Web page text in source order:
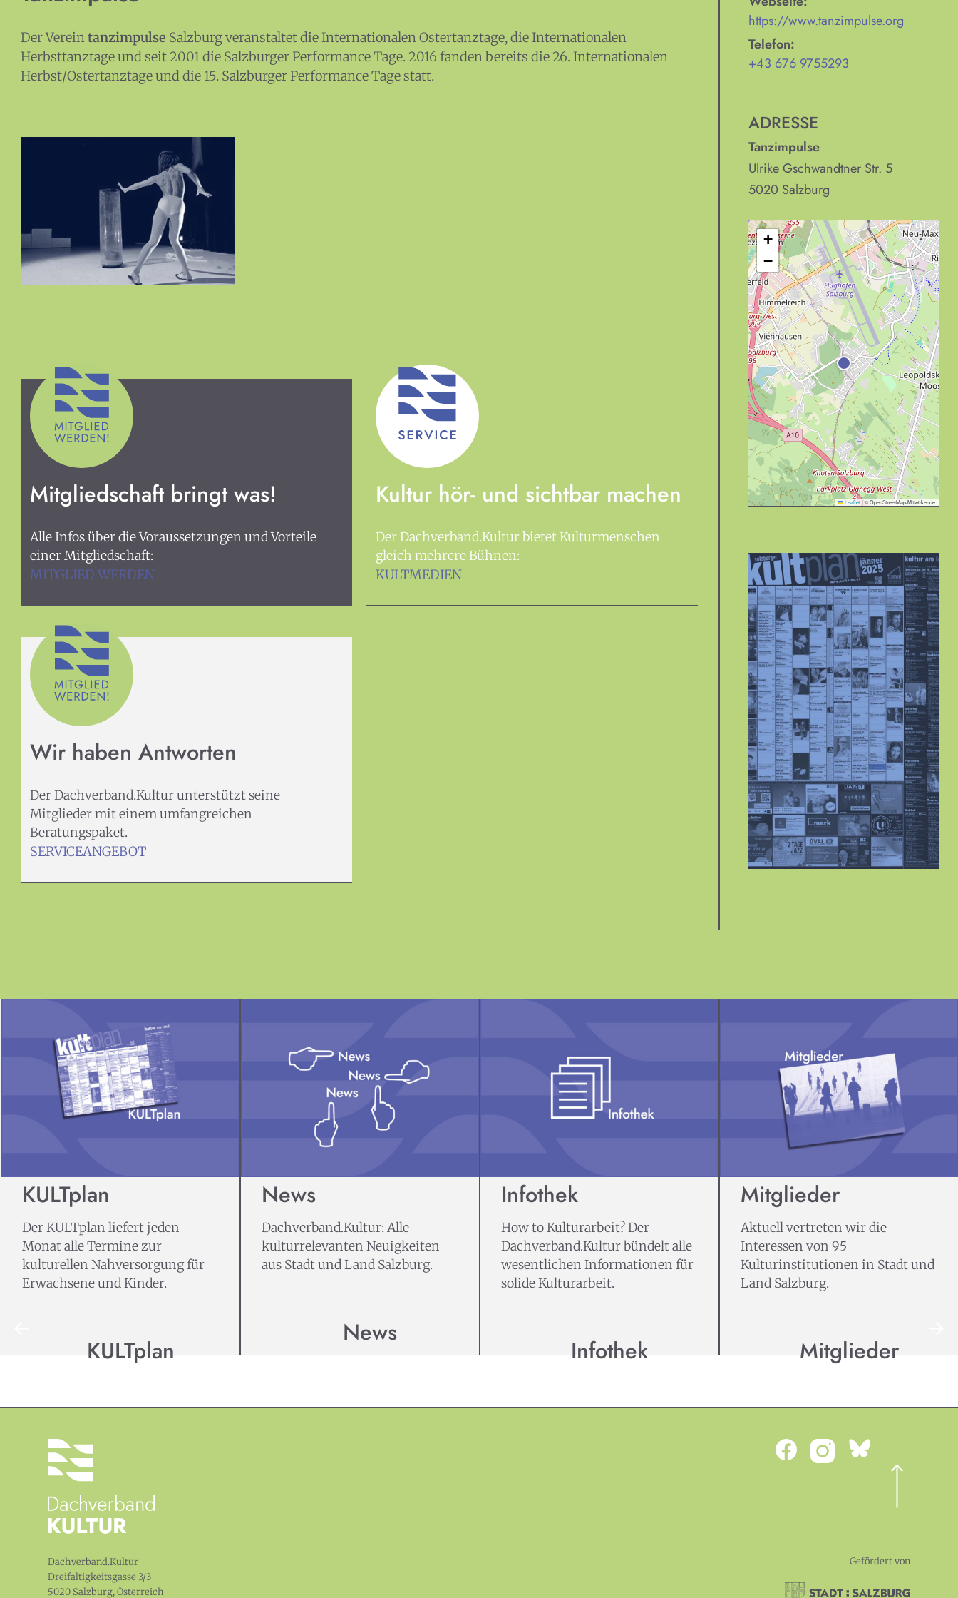
Der Verein tanzimpulse Salzburg veranstaltet die Internationalen Ostertanztage, die Internationalen
Herbsttanztage und seit 2001 die Salzburger Performance Tage. 2016 fanden bereits die 26. Internationalen
Herbst/Ostertanztage und die 15. Salzburger Performance Tage statt.
Mitgliedschaft bringt was!
Alle Infos über die Voraussetzungen und Vorteile
einer Mitgliedschaft:
MITGLIED WERDEN
Kultur hör- und sichtbar machen
Der Dachverband.Kultur bietet Kulturmenschen
gleich mehrere Bühnen:
KULTMEDIEN
Wir haben Antworten
Der Dachverband.Kultur unterstützt seine
Mitglieder mit einem umfangreichen
Beratungspaket.
SERVICEANGEBOT
https://www.tanzimpulse.org
Telefon:
+43 676 9755293
ADRESSE
Tanzimpulse
Ulrike Gschwandtner Str. 5
5020 Salzburg
+
−
Leaflet | © OpenStreetMap-Mitwirkende
KULTplan
jeden Monat neu
Alle Veranstaltungen der
freien Kulturszene gebündelt
und chic verpackt:
KULTURPLAN ABO
KULTplan
Der KULTplan liefert jeden
Monat alle Termine zur
kulturellen Nahversorgung für
Erwachsene und Kinder.
KULTplan
News
Dachverband.Kultur: Alle
kulturrelevanten Neuigkeiten
aus Stadt und Land Salzburg.
News
Infothek
How to Kulturarbeit? Der
Dachverband.Kultur bündelt alle
wesentlichen Informationen für
solide Kulturarbeit.
Infothek
Mitglieder
Aktuell vertreten wir die
Interessen von 95
Kulturinstitutionen in Stadt und
Land Salzburg.
Mitglieder
Dachverband.Kultur
Dreifaltigkeitsgasse 3/3
5020 Salzburg, Österreich
Gefördert von
Infothek
About
Kontakt Impressum Datenschutz
Finde täglich bis zu 50 Veranstaltungen in Stadt und Land
Salzburg. Ob Kino, Theater, Literatur oder Musik bei uns findest du